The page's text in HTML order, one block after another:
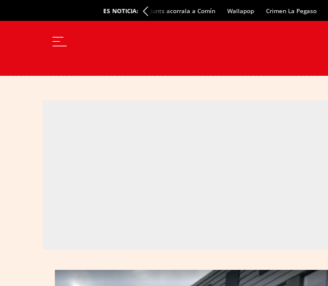
ES NOTICIA: Junts acorrala a Comín Wallapop Crimen La Pegaso